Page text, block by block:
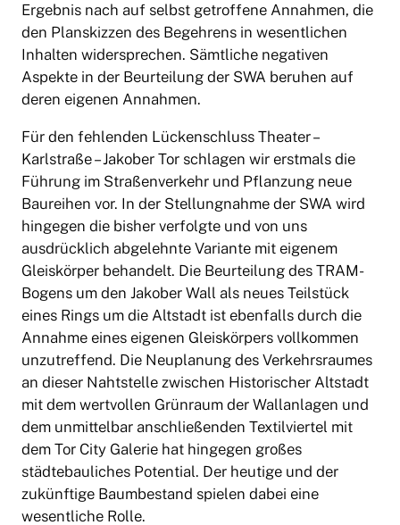
Ergebnis nach auf selbst getroffene Annahmen, die
den Planskizzen des Begehrens in wesentlichen
Inhalten widersprechen. Sämtliche negativen
Aspekte in der Beurteilung der SWA beruhen auf
deren eigenen Annahmen.
Für den fehlenden Lückenschluss Theater –
Karlstraße – Jakober Tor schlagen wir erstmals die
Führung im Straßenverkehr und Pflanzung neue
Baureihen vor. In der Stellungnahme der SWA wird
hingegen die bisher verfolgte und von uns
ausdrücklich abgelehnte Variante mit eigenem
Gleiskörper behandelt. Die Beurteilung des TRAM-
Bogens um den Jakober Wall als neues Teilstück
eines Rings um die Altstadt ist ebenfalls durch die
Annahme eines eigenen Gleiskörpers vollkommen
unzutreffend. Die Neuplanung des Verkehrsraumes
an dieser Nahtstelle zwischen Historischer Altstadt
mit dem wertvollen Grünraum der Wallanlagen und
dem unmittelbar anschließenden Textilviertel mit
dem Tor City Galerie hat hingegen großes
städtebauliches Potential. Der heutige und der
zukünftige Baumbestand spielen dabei eine
wesentliche Rolle.